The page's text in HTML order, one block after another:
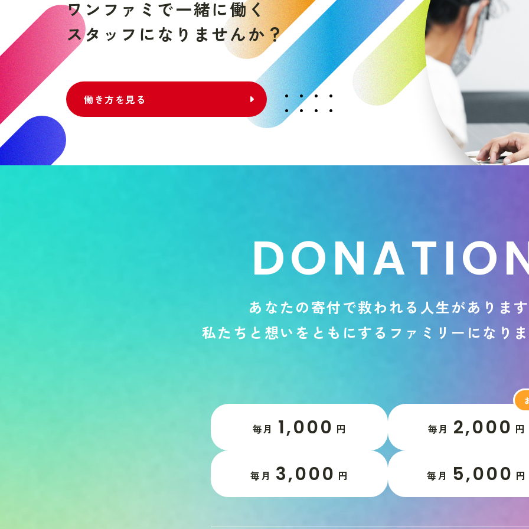
ワ ン フ ァ ミ で一緒に働く
スタ ッ フ に な り ませんか？
働き方を見る
DONATIO
あ なたの寄付で救われる 人生があ り ま す
私た ち と 想いを と も にする フ ァ ミ リ ー に な り ま
毎月 1,000 円 毎月 2,000 円
毎月 3,000 円 毎月 5,000 円